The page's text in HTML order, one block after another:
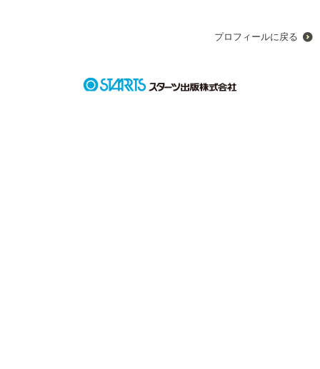
この声が届く限り、君に好きだと伝えよう
プロフィールに戻る